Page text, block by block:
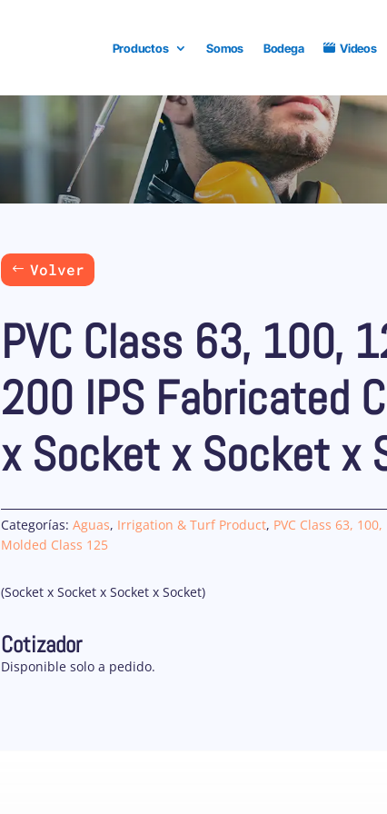
Productos Somos Bodega Videos
Volver
PVC Class 63, 100,
200 IPS Fabricated
x Socket x Socket x
Categorías: Aguas, Irrigation & Turf Product, PVC Class 63,
Molded Class 125
(Socket x Socket x Socket x Socket)
Cotizador
Disponible solo a pedido.